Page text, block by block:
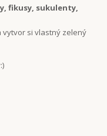
fikusy, sukulenty,
vytvor si vlastný zelený